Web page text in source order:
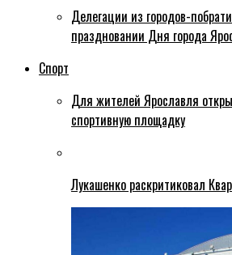
Делегации из городов-
праздновании Дня города
Спорт
Для жителей Ярославля
спортивную площадку
Лукашенко раскритиковал